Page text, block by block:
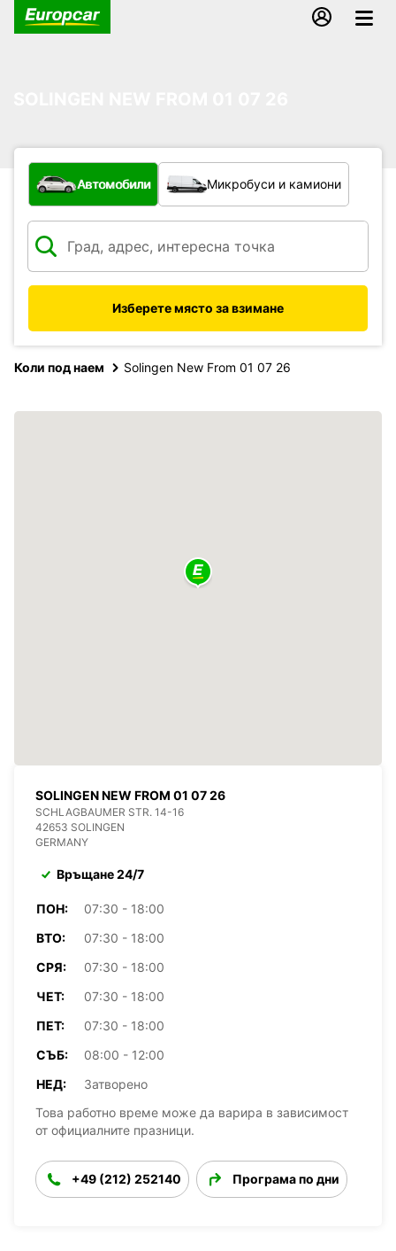
С какво превозно средство?
Автомобили Микробуси и камиони
Изберете място за взимане
Коли под наем Solingen New From 01 07 26
SOLINGEN NEW FROM 01 07 26
SCHLAGBAUMER STR. 14-16
42653 SOLINGEN
GERMANY
Връщане 24/7
ПОН:
07:30 - 18:00
ВТО:
07:30 - 18:00
СРЯ:
07:30 - 18:00
ЧЕТ:
07:30 - 18:00
ПЕТ:
07:30 - 18:00
СЪБ:
08:00 - 12:00
НЕД:
Затворено
Това работно време може да варира в зависимост
от официалните празници.
+49 (212) 252140 Програма по дни